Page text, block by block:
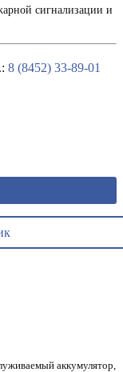
сигнализации и
8 (8452) 33-89-01
аккумулятор,